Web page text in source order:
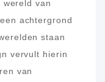
van
achtergrond
staan
vervult hierin
van